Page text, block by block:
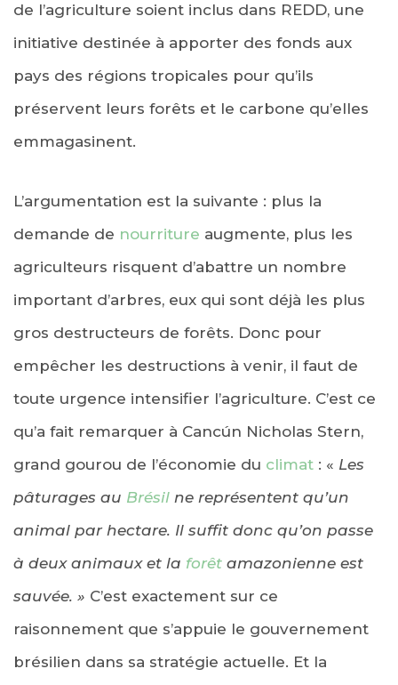
de l’agriculture soient inclus dans REDD, une
initiative destinée à apporter des fonds aux
pays des régions tropicales pour qu’ils
préservent leurs forêts et le carbone qu’elles
emmagasinent.
L’argumentation est la suivante : plus la
demande de nourriture augmente, plus les
agriculteurs risquent d’abattre un nombre
important d’arbres, eux qui sont déjà les plus
gros destructeurs de forêts. Donc pour
empêcher les destructions à venir, il faut de
toute urgence intensifier l’agriculture. C’est ce
qu’a fait remarquer à Cancún Nicholas Stern,
grand gourou de l’économie du climat : « Les
pâturages au Brésil ne représentent qu’un
animal par hectare. Il suffit donc qu’on passe
à deux animaux et la forêt amazonienne est
sauvée. » C’est exactement sur ce
raisonnement que s’appuie le gouvernement
brésilien dans sa stratégie actuelle. Et la